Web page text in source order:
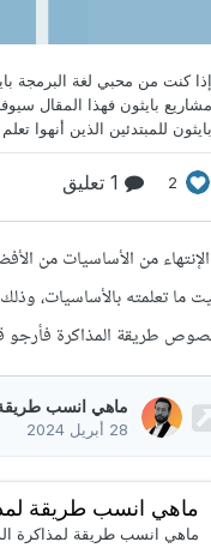
من الأساسيات من
ما تعلمته بالأساسيات،
طريقة المذاكرة فأرجو